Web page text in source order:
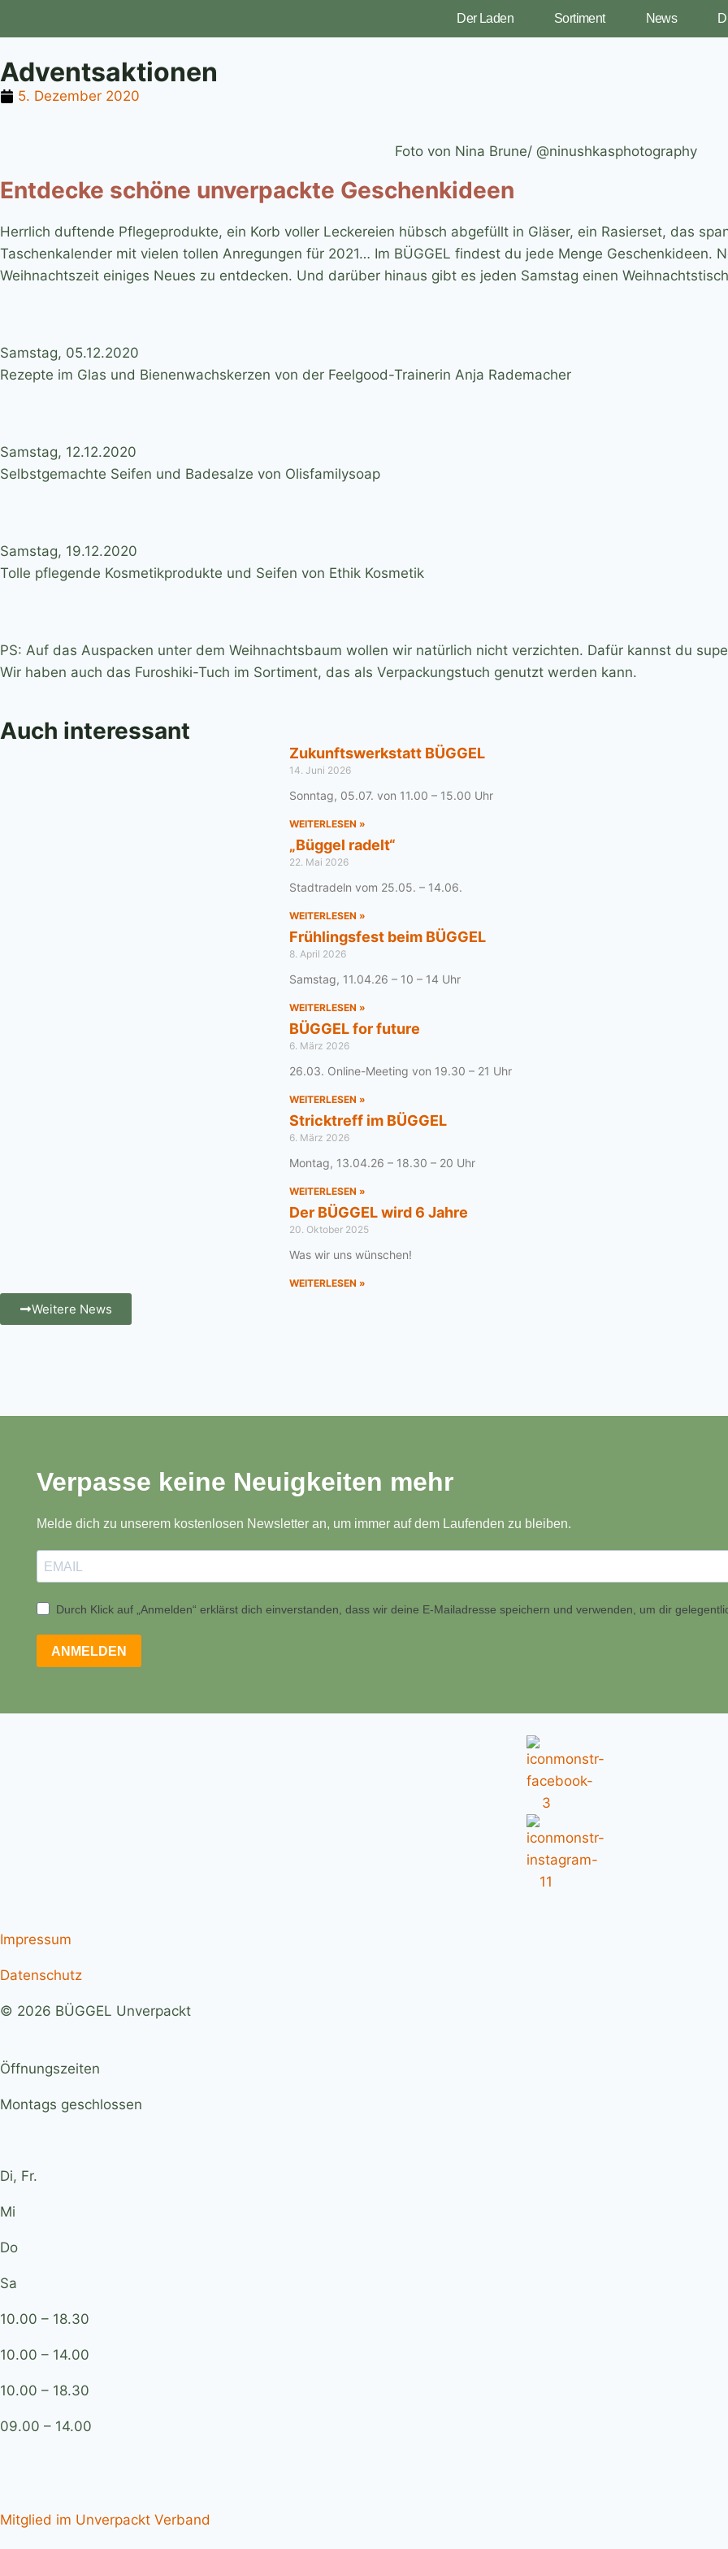
Der Laden Sortiment News
Adventsaktionen
5. Dezember 2020
Foto von Nina Brune/ @ninushkasphotography
Entdecke schöne unverpackte Geschenkideen
Herrlich duftende Pflegeprodukte, ein Korb voller Leckereien hübsch abgefüllt in Gläser, ein Rasierset, das
Taschenkalender mit vielen tollen Anregungen für 2021… Im BÜGGEL findest du jede Menge Geschenkideen.
Weihnachtszeit einiges Neues zu entdecken. Und darüber hinaus gibt es jeden Samstag einen
Samstag, 05.12.2020
Rezepte im Glas und Bienenwachskerzen von der Feelgood-Trainerin Anja Rademacher
Samstag, 12.12.2020
Selbstgemachte Seifen und Badesalze von Olisfamilysoap
Samstag, 19.12.2020
Tolle pflegende Kosmetikprodukte und Seifen von Ethik Kosmetik
PS: Auf das Auspacken unter dem Weihnachtsbaum wollen wir natürlich nicht verzichten. Dafür kannst du
Wir haben auch das Furoshiki-Tuch im Sortiment, das als Verpackungstuch genutzt werden kann.
Auch interessant
Zukunftswerkstatt BÜGGEL
14. Juni 2026
Sonntag, 05.07. von 11.00 – 15.00 Uhr
WEITERLESEN »
„Büggel radelt“
22. Mai 2026
Stadtradeln vom 25.05. – 14.06.
WEITERLESEN »
Frühlingsfest beim BÜGGEL
8. April 2026
Samstag, 11.04.26 – 10 – 14 Uhr
WEITERLESEN »
BÜGGEL for future
6. März 2026
26.03. Online-Meeting von 19.30 – 21 Uhr
WEITERLESEN »
Stricktreff im BÜGGEL
6. März 2026
Montag, 13.04.26 – 18.30 – 20 Uhr
WEITERLESEN »
Der BÜGGEL wird 6 Jahre
20. Oktober 2025
Was wir uns wünschen!
WEITERLESEN »
Weitere News
Verpasse keine Neuigkeiten mehr
Melde dich zu unserem kostenlosen Newsletter an, um immer auf dem Laufenden zu bleiben.
Durch Klick auf „Anmelden“ erklärst dich einverstanden, dass wir deine E-Mailadresse speichern und verwenden, um dir
ANMELDEN
Impressum
Datenschutz
© 2026 BÜGGEL Unverpackt
Öffnungszeiten
Montags geschlossen
Di, Fr.
Mi
Do
Sa
10.00 – 18.30
10.00 – 14.00
10.00 – 18.30
09.00 – 14.00
Mitglied im Unverpackt Verband